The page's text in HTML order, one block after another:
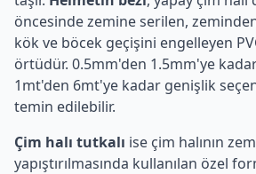
öncesinde zemine serilen,
kök ve böcek geçişini engelleyen
örtüdür. 0.5mm'den 1.5mm'ye kadar
1mt'den 6mt'ye kadar genişlik
temin edilebilir.
Çim halı tutkalı ise çim halının
yapıştırılmasında kullanılan özel